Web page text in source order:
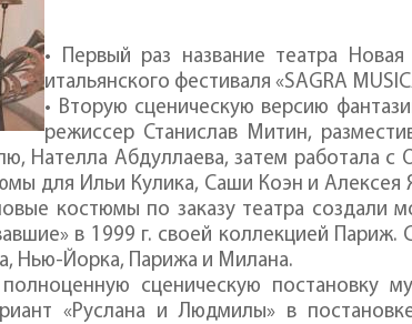
• Первый раз название театра
итальянского фестиваля «SAGRA
• Вторую сценическую версию
режисcep Станислав Митин,
Нателла Абдуллаева, затем работала
для Ильи Кулика, Саши Коэн и Алексея
костюмы по заказу театра
в 1999 г. своей коллекцией Париж.
Нью-Йорка, Парижа и Милана.
сценическую постановку
«Руслана и Людмилы» в